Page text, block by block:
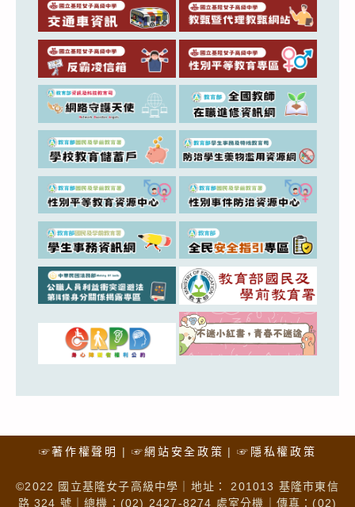
☞著作權聲明 ☞網站安全政策 ☞隱私權政策
©2022 國立基隆女子高級中學｜地址： 201013 基隆市東信
路 324 號｜總機：(02) 2427-8274 處室分機｜傳真：(02)